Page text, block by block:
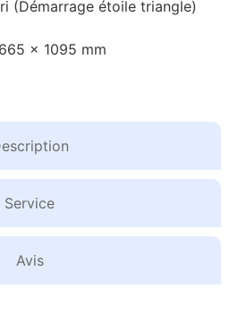
Service
Avis
(Démarrage étoile triangle)
x 1095 mm